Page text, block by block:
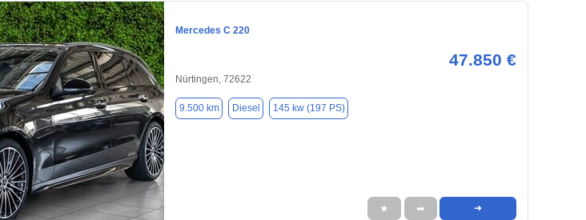
Mercedes C 220
47.850 €
Nürtingen, 72622
9.500 km Diesel 145 kw (197 PS)
★ ➦ ➜